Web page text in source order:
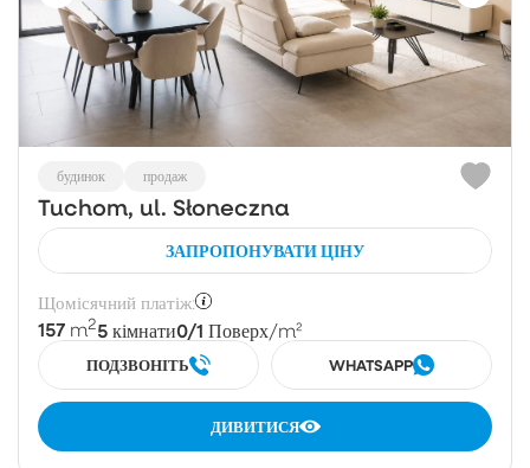
будинок продаж
Tuchom, ul. Słoneczna
ЗАПРОПОНУВАТИ ЦІНУ
Щомісячний платіж:
157 m25 кімнати0/1 Поверх/m²
ПОДЗВОНІТЬ WHATSAPP
ДИВИТИСЯ